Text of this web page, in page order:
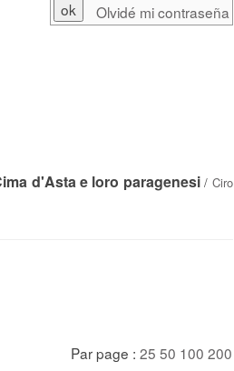
d'Asta e loro paragenesi/ Ciro
Par page : 25 50 100 200
Olvidé mi contraseña